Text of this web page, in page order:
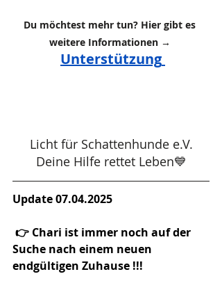
Du möchtest mehr tun? Hier gibt es
weitere Informationen →
Unterstützung
Licht für Schattenhunde e.V.
Deine Hilfe rettet Leben💙
Update 07.04.2025
👉 Chari ist immer noch auf der
Suche nach einem neuen
endgültigen Zuhause !!!